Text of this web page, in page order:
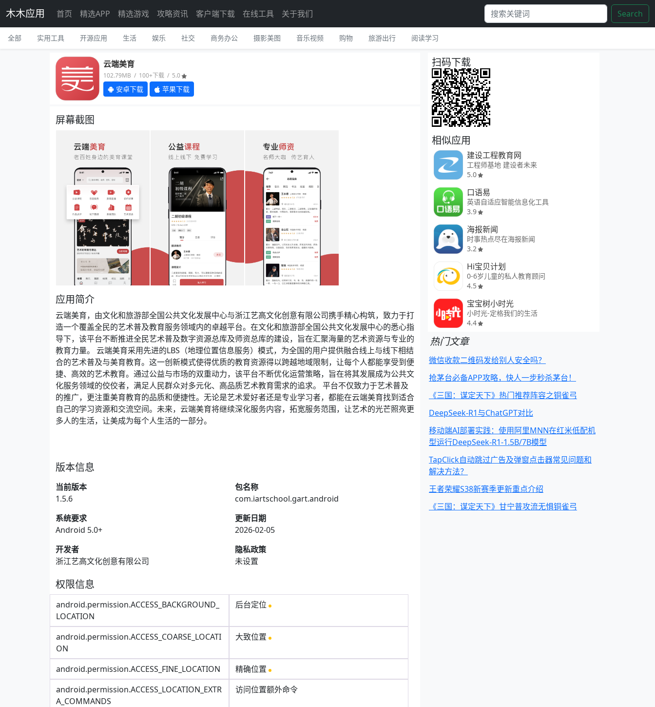
木木应用 首页 精选APP 精选游戏 攻略资讯 客户端下载 在线工具 关于我们 Search
全部 实用工具 开源应用 生活 娱乐 社交 商务办公 摄影美图 音乐视频 购物 旅游出行 阅读学习
云端美育
102.79MB / 100+下载 / 5.0
安卓下载 苹果下载
屏幕截图
应用简介
云端美育，由文化和旅游部全国公共文化发展中心与浙江艺高文化创意有限公司携手精心构筑，致力于打
造一个覆盖全民的艺术普及教育服务领域内的卓越平台。在文化和旅游部全国公共文化发展中心的悉心指
导下，该平台不断推进全民艺术普及数字资源总库及师资总库的建设，旨在汇聚海量的艺术资源与专业的
教育力量。 云端美育采用先进的LBS（地理位置信息服务）模式，为全国的用户提供融合线上与线下相结
合的艺术普及与美育教育。这一创新模式使得优质的教育资源得以跨越地域限制，让每个人都能享受到便
捷、高效的艺术教育。通过公益与市场的双重动力，该平台不断优化运营策略，旨在将其发展成为公共文
化服务领域的佼佼者，满足人民群众对多元化、高品质艺术教育需求的追求。 平台不仅致力于艺术普及
的推广，更注重美育教育的品质和便捷性。无论是艺术爱好者还是专业学习者，都能在云端美育找到适合
自己的学习资源和交流空间。未来，云端美育将继续深化服务内容，拓宽服务范围，让艺术的光芒照亮更
多人的生活，让美成为每个人生活的一部分。
版本信息
当前版本
1.5.6
包名称
com.iartschool.gart.android
系统要求
Android 5.0+
更新日期
2026-02-05
开发者
浙江艺高文化创意有限公司
隐私政策
未设置
权限信息
android.permission.ACCESS_BACKGROUND_
LOCATION
后台定位
android.permission.ACCESS_COARSE_LOCATI
ON
大致位置
android.permission.ACCESS_FINE_LOCATION
精确位置
android.permission.ACCESS_LOCATION_EXTR
A_COMMANDS
访问位置额外命令
扫码下载
相似应用
建设工程教育网
工程师基地 建设者未来
5.0
口语易
英语自适应智能信息化工具
3.9
海报新闻
时事热点尽在海报新闻
3.2
Hi宝贝计划
0-6岁儿童的私人教育顾问
4.5
宝宝树小时光
小时光-定格我们的生活
4.4
热门文章
微信收款二维码发给别人安全吗？
抢茅台必备APP攻略，快人一步秒杀茅台！
《三国：谋定天下》热门推荐阵容之铜雀弓
DeepSeek-R1与ChatGPT对比
移动端AI部署实践：使用阿里MNN在红米低配机
型运行DeepSeek-R1-1.5B/7B模型
TapClick自动跳过广告及弹窗点击器常见问题和
解决方法？
王者荣耀S38新赛季更新重点介绍
《三国：谋定天下》甘宁普攻流无惧铜雀弓